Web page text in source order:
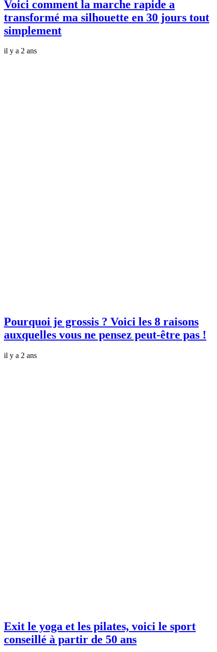
Voici comment la marche rapide a
transformé ma silhouette en 30 jours tout
simplement
il y a 2 ans
Pourquoi je grossis ? Voici les 8 raisons
auxquelles vous ne pensez peut-être pas !
il y a 2 ans
Exit le yoga et les pilates, voici le sport
conseillé à partir de 50 ans